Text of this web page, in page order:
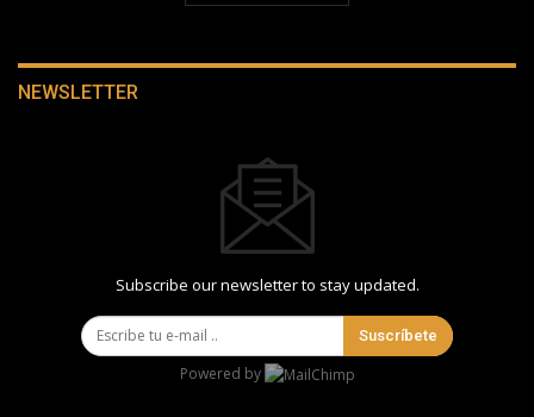
NEWSLETTER
Subscribe our newsletter to stay updated.
Suscríbete
Powered by